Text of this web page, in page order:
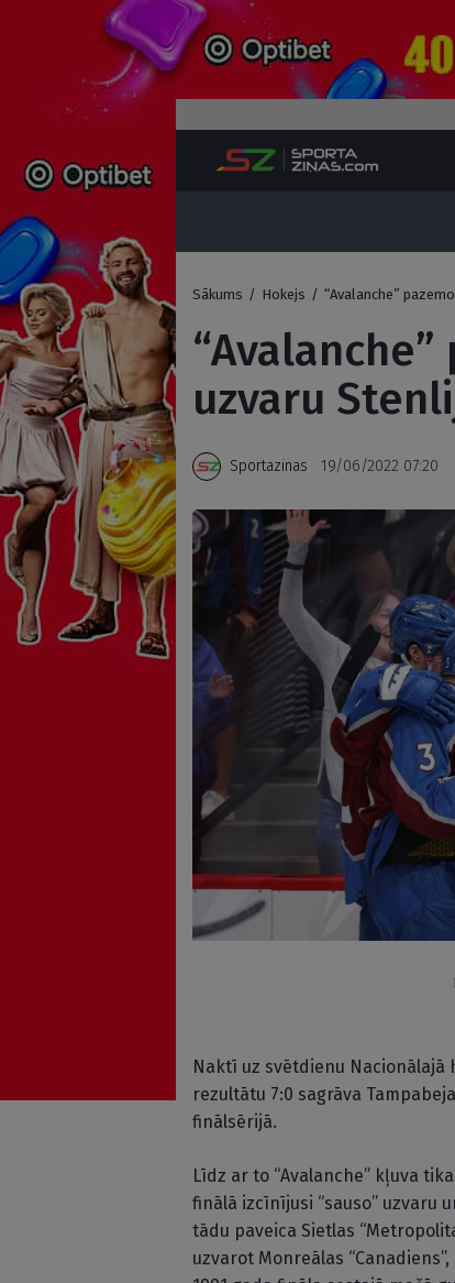
Sākums / Hokejs / “Avalanche”
uzvaru
Sportazinas 19/06/2022 07:20
Naktī uz svētdienu Nacionālajā
rezultātu 7:0 sagrāva
finālsērijā.
Līdz ar to “Avalanche” kļuva
finālā izcīnījusi “sauso” uzvaru
tādu paveica Sietlas
uzvarot Monreālas